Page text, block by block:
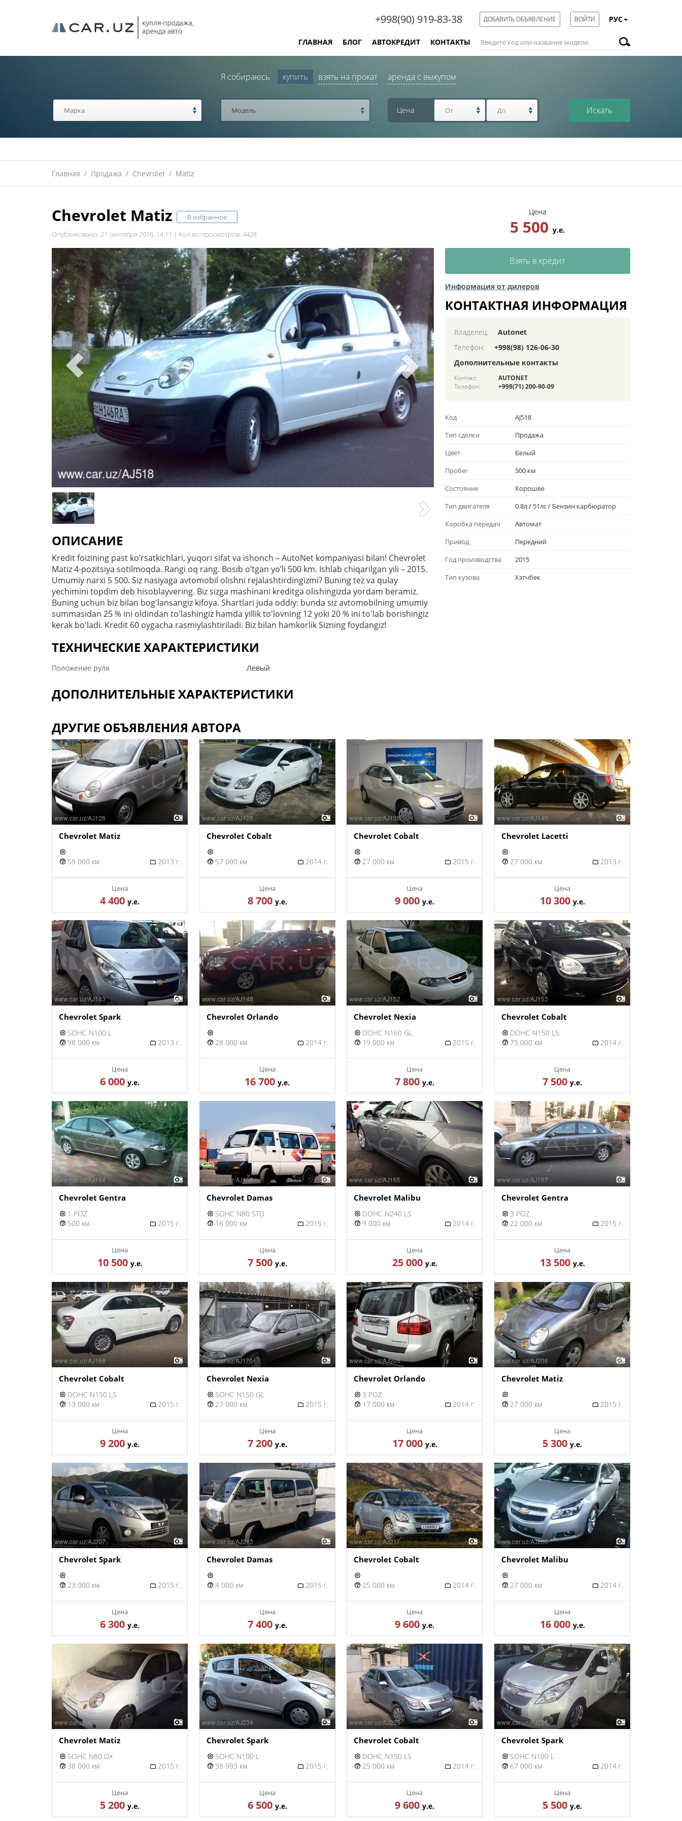
+998(90) 919-83-38 ДОБАВИТЬ ОБЪЯВЛЕНИЕ ВОЙТИ РУС
ГЛАВНАЯ БЛОГ АВТОКРЕДИТ КОНТАКТЫ
Я собираюсь купить взять на прокат аренда с выкупом
Модель Цена Искать
Главная / Продажа / Chevrolet / Matiz
Chevrolet Matiz
В избранное
Опубликовано: 21 сентября 2016, 14:11 | Кол-во просмотров: 4428
Цена
5 500у.е.
ОПИСАНИЕ
Kredit foizining past ko’rsatkichlari, yuqori sifat va ishonch – AutoNet kompaniyasi bilan! Chevrolet
Matiz 4-pozitsiya sotilmoqda. Rangi oq rang. Bosib o’tgan yo’li 500 km. Ishlab chiqarilgan yili – 2015.
Umumiy narxi 5 500. Siz nasiyaga avtomobil olishni rejalashtirdingizmi? Buning tez va qulay
yechimini topdim deb hisoblayvering. Biz sizga mashinani kreditga olishingizda yordam beramiz.
Buning uchun biz bilan bog'lansangiz kifoya. Shartlari juda oddiy: bunda siz avtomobilning umumiy
summasidan 25 % ini oldindan to'lashingiz hamda yillik to'lovning 12 yoki 20 % ini to'lab borishingiz
kerak bo'ladi. Kredit 60 oygacha rasmiylashtiriladi. Biz bilan hamkorlik Sizning foydangiz!
ТЕХНИЧЕСКИЕ ХАРАКТЕРИСТИКИ
Положение руля Левый
ДОПОЛНИТЕЛЬНЫЕ ХАРАКТЕРИСТИКИ
Взять в кредит
Информация от дилеров
КОНТАКТНАЯ ИНФОРМАЦИЯ
Владелец:
Autonet
Телефон:
+998(98) 126-06-30
Дополнительные контакты
Контакт:
AUTONET
Телефон:
+998(71) 200-90-09
Код
AJ518
Тип сделки
Продажа
Цвет
Белый
Пробег
500 км
Состояние
Хорошee
Тип двигателя
0.8л / 51лс / Бензин карбюратор
Коробка передач
Автомат
Привод
Передний
Год производства
2015
Тип кузова
Хэтчбек
ДРУГИЕ ОБЪЯВЛЕНИЯ АВТОРА
Chevrolet Matiz
59 000 км 2013 г.
Цена
4 400 у.е.
Chevrolet Cobalt
57 000 км 2014 г.
Цена
8 700 у.е.
Chevrolet Cobalt
27 000 км 2015 г.
Цена
9 000у.е.
Chevrolet Lacetti
27 000 км 2013 г.
Цена
10 300 у.е.
Chevrolet Spark
SOHC N100 L
98 000 км
2013 г.
Цена
6 000 у.е.
Chevrolet Orlando
28 000 км 2014 г.
Цена
16 700у.е.
Chevrolet Nexia
DOHC N160 GL
19 000 км
2015 г.
Цена
7 800у.е.
Chevrolet Cobalt
DOHC N150 LS
75 000 км
2014 г.
Цена
7 500у.е.
Chevrolet Gentra
1 POZ.
500 км
2015 г.
Цена
10 500 у.е.
Chevrolet Damas
SOHC N80 STD
16 000 км
2015 г.
Цена
7 500 у.е.
Chevrolet Malibu
DOHC N240 LS
9 000 км
2014 г.
Цена
25 000 у.е.
Chevrolet Gentra
3 POZ.
22 000 км
2015 г.
Цена
13 500 у.е.
Chevrolet Cobalt
DOHC N150 LS
13 000 км
2015 г.
Цена
9 200 у.е.
Chevrolet Nexia
SOHC N150 GL
27 000 км
2015 г.
Цена
7 200 у.е.
Chevrolet Orlando
3 POZ.
17 000 км
2014 г.
Цена
17 000 у.е.
Chevrolet Matiz
27 000 км 2015 г.
Цена
5 300у.е.
Chevrolet Spark
23 000 км 2015 г.
Цена
6 300 у.е.
Chevrolet Damas
4 000 км 2015 г.
Цена
7 400 у.е.
Chevrolet Cobalt
25 000 км 2014 г.
Цена
9 600у.е.
Chevrolet Malibu
27 000 км 2014 г.
Цена
16 000 у.е.
Chevrolet Matiz
SOHC N80 DX
38 000 км
2015 г.
Цена
5 200 у.е.
Chevrolet Spark
SOHC N100 L
38 993 км
2015 г.
Цена
6 500 у.е.
Chevrolet Cobalt
DOHC N150 LS
25 000 км
2014 г.
Цена
9 600у.е.
Chevrolet Spark
SOHC N100 L
67 000 км
2014 г.
Цена
5 500у.е.